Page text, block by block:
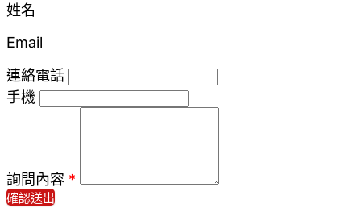
姓名
Email
連絡電話
手機
詢問內容 *
確認送出